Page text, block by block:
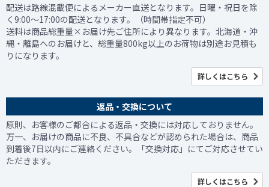
配送は路線混載便によるメーカー直送となります。日曜・祝日を除
く9:00～17:00の配送となります。（時間帯指定不可）
送料は商品総重量×お届け先ご住所により異なります。北海道・沖
縄・離島へのお届けと、総重量800kg以上のお荷物は別途お見積も
りになります。
詳しくはこちら
返品・交換について
原則、お客様のご都合による返品・交換には対応しておりません。
万一、お届けの商品に不良、不具合などが認められた場合は、商品
到着後7日以内にご連絡ください。「交換対応」にてご対応させてい
ただきます。
詳しくはこちら